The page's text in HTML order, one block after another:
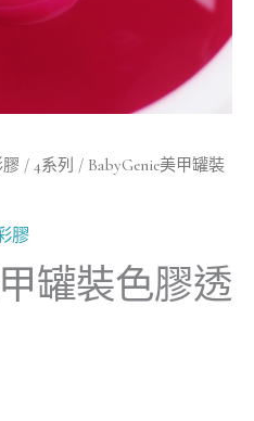
/ 4系列 / BabyGenie美甲罐裝
膠
罐裝色膠透